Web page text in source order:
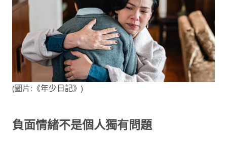
(圖片:《年少日記》)
負面情緒不是個人獨有問題